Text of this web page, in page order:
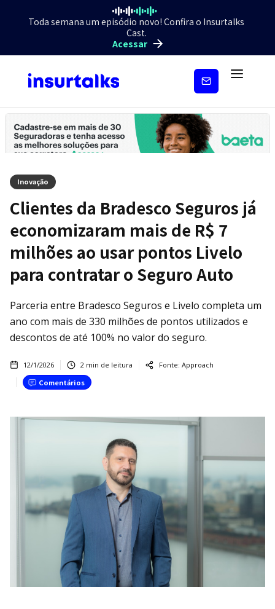
Toda semana um episódio novo! Confira o Insurtalks
Cast.
Acessar
Inscreva-
Inovação
Clientes da Bradesco Seguros já
economizaram mais de R$ 7
milhões ao usar pontos Livelo
para contratar o Seguro Auto
Parceria entre Bradesco Seguros e Livelo completa um
ano com mais de 330 milhões de pontos utilizados e
descontos de até 100% no valor do seguro.
12/1/2026 2 min de leitura Fonte: Approach
Comentários